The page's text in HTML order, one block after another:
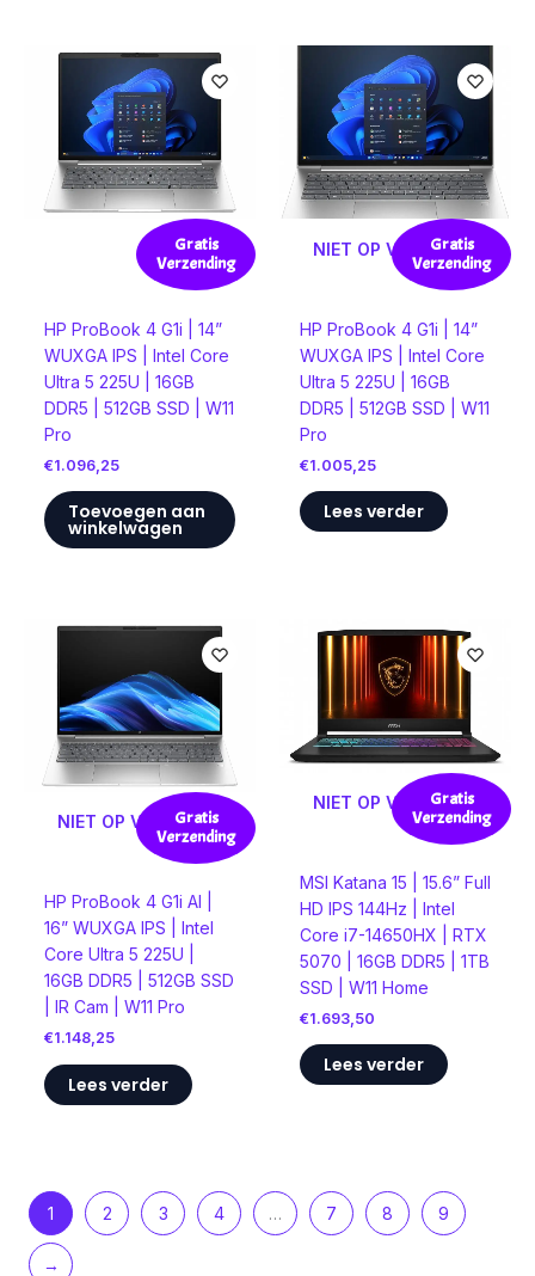
Gratis
Verzending
HP ProBook 4 G1i | 14”
WUXGA IPS | Intel Core
Ultra 5 225U | 16GB
DDR5 | 512GB SSD | W11
Pro
€1.096,25
Toevoegen aan
winkelwagen
Gratis
Verzending
NIET OP VOORRAAD
HP ProBook 4 G1i | 14”
WUXGA IPS | Intel Core
Ultra 5 225U | 16GB
DDR5 | 512GB SSD | W11
Pro
€1.005,25
Lees verder
Gratis
Verzending
NIET OP VOORRAAD
HP ProBook 4 G1i AI |
16” WUXGA IPS | Intel
Core Ultra 5 225U |
16GB DDR5 | 512GB SSD
| IR Cam | W11 Pro
€1.148,25
Lees verder
Gratis
Verzending
NIET OP VOORRAAD
MSI Katana 15 | 15.6” Full
HD IPS 144Hz | Intel
Core i7-14650HX | RTX
5070 | 16GB DDR5 | 1TB
SSD | W11 Home
€1.693,50
Lees verder
1 2 3 4 … 7 8 9
→